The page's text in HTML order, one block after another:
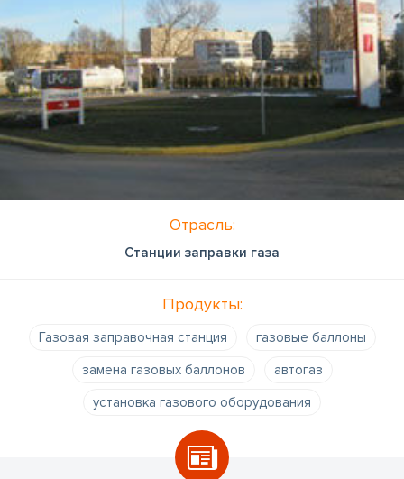
Отрасль:
Станции заправки газа
Продукты:
Газовая заправочная станция
газовые баллоны
замена газовых баллонов
автогаз
установка газового оборудования